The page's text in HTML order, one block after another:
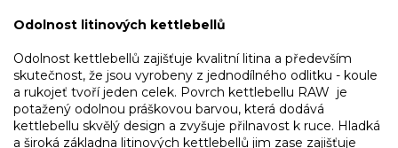
Odolnost litinových kettlebellů
Odolnost kettlebellů zajišťuje kvalitní litina a především
skutečnost, že jsou vyrobeny z jednodílného odlitku - koule
a rukojeť tvoří jeden celek. Povrch kettlebellu RAW je
potažený odolnou práškovou barvou, která dodává
kettlebellu skvělý design a zvyšuje přilnavost k ruce. Hladká
a široká základna litinových kettlebellů jim zase zajišťuje